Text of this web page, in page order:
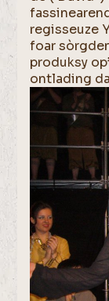
regisseuze
foar
produksy
ontlading